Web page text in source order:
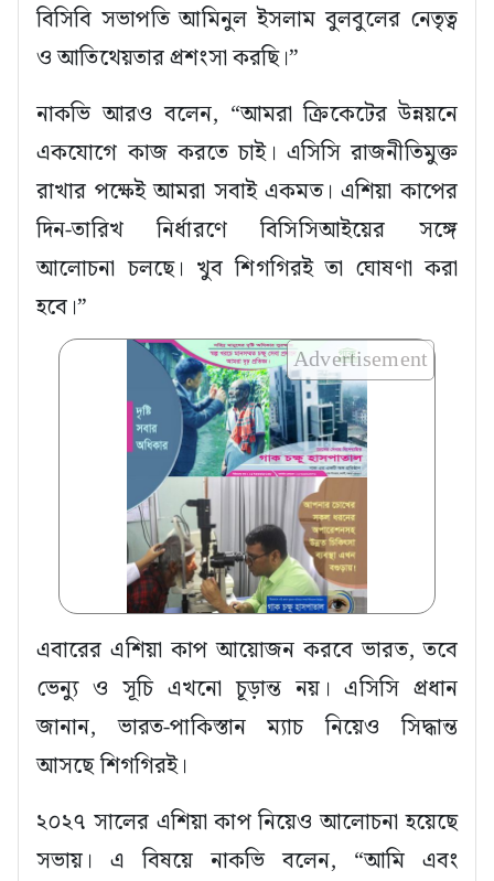
বিসিবি সভাপতি আমিনুল ইসলাম বুলবুলের নেতৃত্ব
ও আতিথেয়তার প্রশংসা করছি।”
নাকভি আরও বলেন, “আমরা ক্রিকেটের উন্নয়নে
একযোগে কাজ করতে চাই। এসিসি রাজনীতিমুক্ত
রাখার পক্ষেই আমরা সবাই একমত। এশিয়া কাপের
দিন-তারিখ নির্ধারণে বিসিসিআইয়ের সঙ্গে
আলোচনা চলছে। খুব শিগগিরই তা ঘোষণা করা
হবে।”
Advertisement
এবারের এশিয়া কাপ আয়োজন করবে ভারত, তবে
ভেন্যু ও সূচি এখনো চূড়ান্ত নয়। এসিসি প্রধান
জানান, ভারত-পাকিস্তান ম্যাচ নিয়েও সিদ্ধান্ত
আসছে শিগগিরই।
২০২৭ সালের এশিয়া কাপ নিয়েও আলোচনা হয়েছে
সভায়। এ বিষয়ে নাকভি বলেন, “আমি এবং